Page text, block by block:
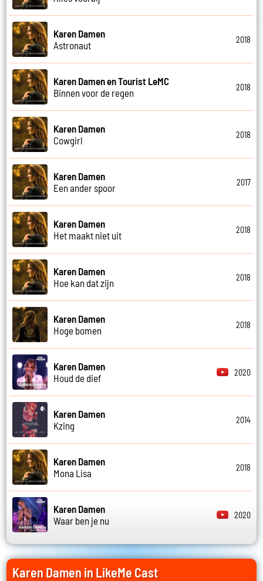
Karen Damen
Astronaut
2018
Karen Damen en Tourist LeMC
Binnen voor de regen
2018
Karen Damen
Cowgirl
2018
Karen Damen
Een ander spoor
2017
Karen Damen
Het maakt niet uit
2018
Karen Damen
Hoe kan dat zijn
2018
Karen Damen
Hoge bomen
2018
Karen Damen
Houd de dief
2020
Karen Damen
Kzing
2014
Karen Damen
Mona Lisa
2018
Karen Damen
Waar ben je nu
2020
Karen Damen in LikeMe Cast